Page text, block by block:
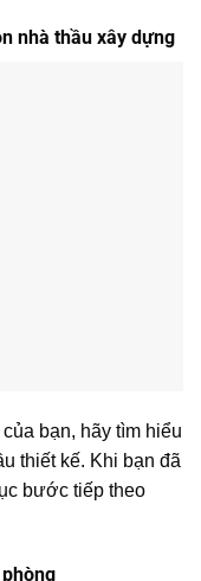
nhà thầu xây dựng
bạn, hãy tìm hiểu
thiết kế. Khi bạn đã
bước tiếp theo